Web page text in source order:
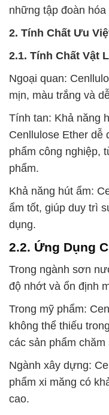
những tập đoàn
2. Tính Chất Ưu
2.1. Tính Chất Vật
Ngoại quan:
mịn, màu trắng và
Tính tan: Khả năng
Cenllulose Ether dễ
phẩm công nghiệp,
phẩm.
Khả năng hút ẩm:
ẩm tốt, giúp duy trì
dụng.
2.2. Ứng Dụng
Trong ngành sơn
độ nhớt và ổn định
Trong mỹ phẩm:
không thể thiếu
các sản phẩm chăm
Ngành xây dựng:
phẩm xi măng có
cao.